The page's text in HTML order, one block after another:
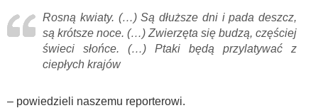
Rosną kwiaty. (…) Są dłuższe dni i pada deszcz,
są krótsze noce. (…) Zwierzęta się budzą, częściej
świeci słońce. (…) Ptaki będą przylatywać z
ciepłych krajów
– powiedzieli naszemu reporterowi.